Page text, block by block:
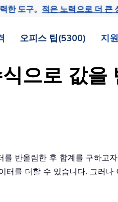
한 도구。적은 노력으로 더 큰
오피스 팁(5300) 지원
으로 값
반올림한 후 합계를 구하고
터를 더할 수 있습니다. 그러